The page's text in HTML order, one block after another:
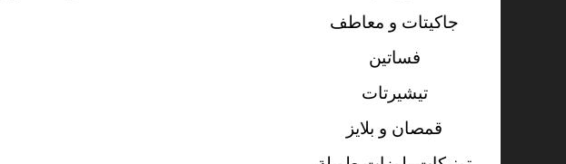
جاكيتات و معاطف
فساتين
تيشيرتات
قمصان و بلايز